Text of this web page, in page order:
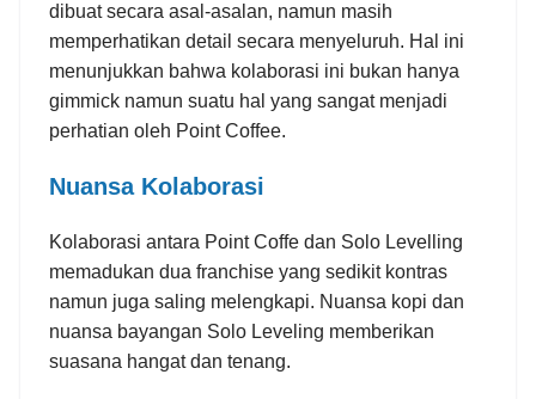
dibuat secara asal-asalan, namun masih
memperhatikan detail secara menyeluruh. Hal ini
menunjukkan bahwa kolaborasi ini bukan hanya
gimmick namun suatu hal yang sangat menjadi
perhatian oleh Point Coffee.
Nuansa Kolaborasi
Kolaborasi antara Point Coffe dan Solo Levelling
memadukan dua franchise yang sedikit kontras
namun juga saling melengkapi. Nuansa kopi dan
nuansa bayangan Solo Leveling memberikan
suasana hangat dan tenang.